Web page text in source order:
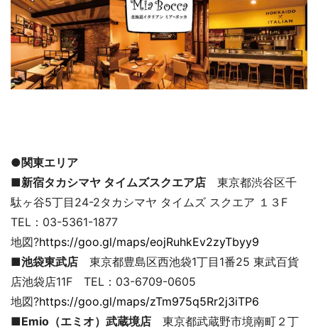
●関東エリア
■新宿タカシマヤ タイムズスクエア店 東京都渋谷区千
駄ヶ谷5丁目24-2タカシマヤ タイムズ スクエア １３F
TEL：03-5361-1877
地図?https://goo.gl/maps/eojRuhkEv2zyTbyy9
■池袋東武店 東京都豊島区西池袋1丁目1番25 東武百貨
店池袋店11F TEL：03-6709-0605
地図?https://goo.gl/maps/zTm975q5Rr2j3iTP6
■Emio（エミオ）武蔵境店 東京都武蔵野市境南町２丁